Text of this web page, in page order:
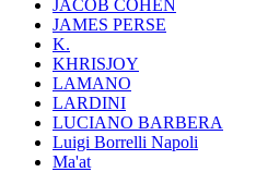
JACOB COHEN
JAMES PERSE
K.
KHRISJOY
LAMANO
LARDINI
LUCIANO BARBERA
Luigi Borrelli Napoli
Ma'at